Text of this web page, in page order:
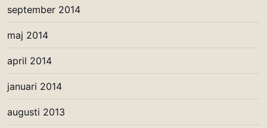
september 2014
maj 2014
april 2014
januari 2014
augusti 2013